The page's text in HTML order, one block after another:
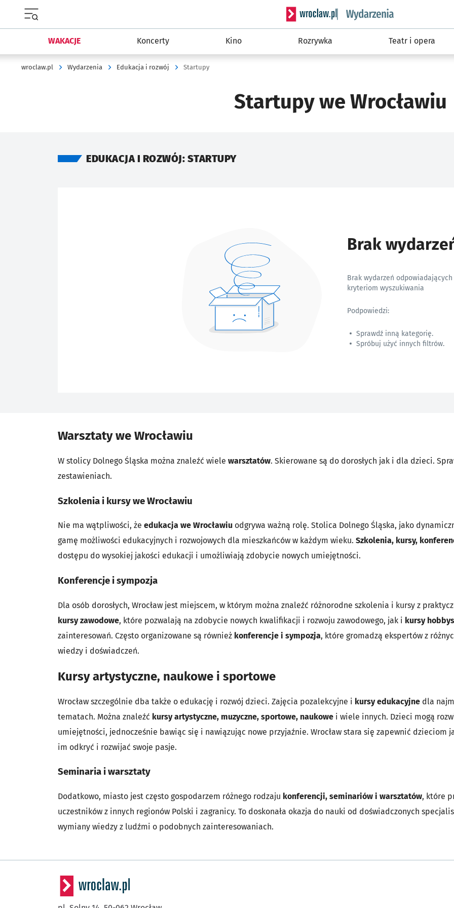
Serwis informacyjny wroclaw.pl podserwis:
WAKACJE Koncerty Kino Rozrywka Teatr i opera
wroclaw.pl Wydarzenia Edukacja i rozwój Startupy
Startupy we Wrocławiu
EDUKACJA I ROZWÓJ: STARTUPY
Brak
Brak wydarzeń odpowiadających
kryteriom wyszukiwania
Podpowiedzi:
Sprawdź inną kategorię.
Spróbuj użyć innych filtrów.
Warsztaty we Wrocławiu
W stolicy Dolnego Śląska można znaleźć wiele warsztatów. Skierowane są do dorosłych jak i dla dzieci.
zestawieniach.
Szkolenia i kursy we Wrocławiu
Nie ma wątpliwości, że edukacja we Wrocławiu odgrywa ważną rolę. Stolica Dolnego Śląska, jako
gamę możliwości edukacyjnych i rozwojowych dla mieszkańców w każdym wieku. Szkolenia, kursy,
dostępu do wysokiej jakości edukacji i umożliwiają zdobycie nowych umiejętności.
Konferencje i sympozja
Dla osób dorosłych, Wrocław jest miejscem, w którym można znaleźć różnorodne szkolenia i kursy z
kursy zawodowe, które pozwalają na zdobycie nowych kwalifikacji i rozwoju zawodowego, jak i kursy
zainteresowań. Często organizowane są również konferencje i sympozja, które gromadzą ekspertów z
wiedzy i doświadczeń.
Kursy artystyczne, naukowe i sportowe
Wrocław szczególnie dba także o edukację i rozwój dzieci. Zajęcia pozalekcyjne i kursy edukacyjne dla
tematach. Można znaleźć kursy artystyczne, muzyczne, sportowe, naukowe i wiele innych. Dzieci mogą
umiejętności, jednocześnie bawiąc się i nawiązując nowe przyjaźnie. Wrocław stara się zapewnić dzieciom
im odkryć i rozwijać swoje pasje.
Seminaria i warsztaty
Dodatkowo, miasto jest często gospodarzem różnego rodzaju konferencji, seminariów i warsztatów, które
uczestników z innych regionów Polski i zagranicy. To doskonała okazja do nauki od doświadczonych
wymiany wiedzy z ludźmi o podobnych zainteresowaniach.